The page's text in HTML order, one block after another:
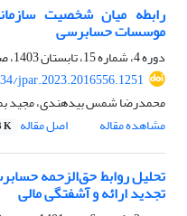
رابطه میان شخصیت
موسسات حسابرسی
دوره 4، شماره 15، تابستان 1403، صفحه
jpar.2023.2016556.1251
محمدرضا شمس بیدهندی، مجید
مشاهده مقاله
اصل مقاله K
تحلیل روابط حق‌الزحمه
تجدید ارائه و آشفتگی مالی